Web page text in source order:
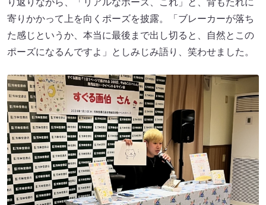
り返りながら、「リアルなポーズ、これ」と、背もたれに
寄りかかって上を向くポーズを披露。「ブレーカーが落ち
た感じというか、本当に最後まで出し切ると、自然とこの
ポーズになるんですよ」としみじみ語り、笑わせました。